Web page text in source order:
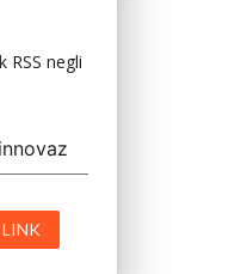
RSS negli